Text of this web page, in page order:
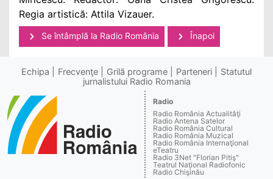
Regia artistică: Attila Vizauer.
Se întâmplă la Radio România Înapoi
Echipa Frecvenţe Grilă programe Parteneri
Statutul
jurnalistului Radio Romania
Radio
Radio România Actualităţi
Radio Antena Satelor
Radio România Cultural
Radio România Muzical
Radio România Internaţional
eTeatru
Radio 3Net "Florian Pitiş"
Teatrul Naţional Radiofonic
Radio Chişinău